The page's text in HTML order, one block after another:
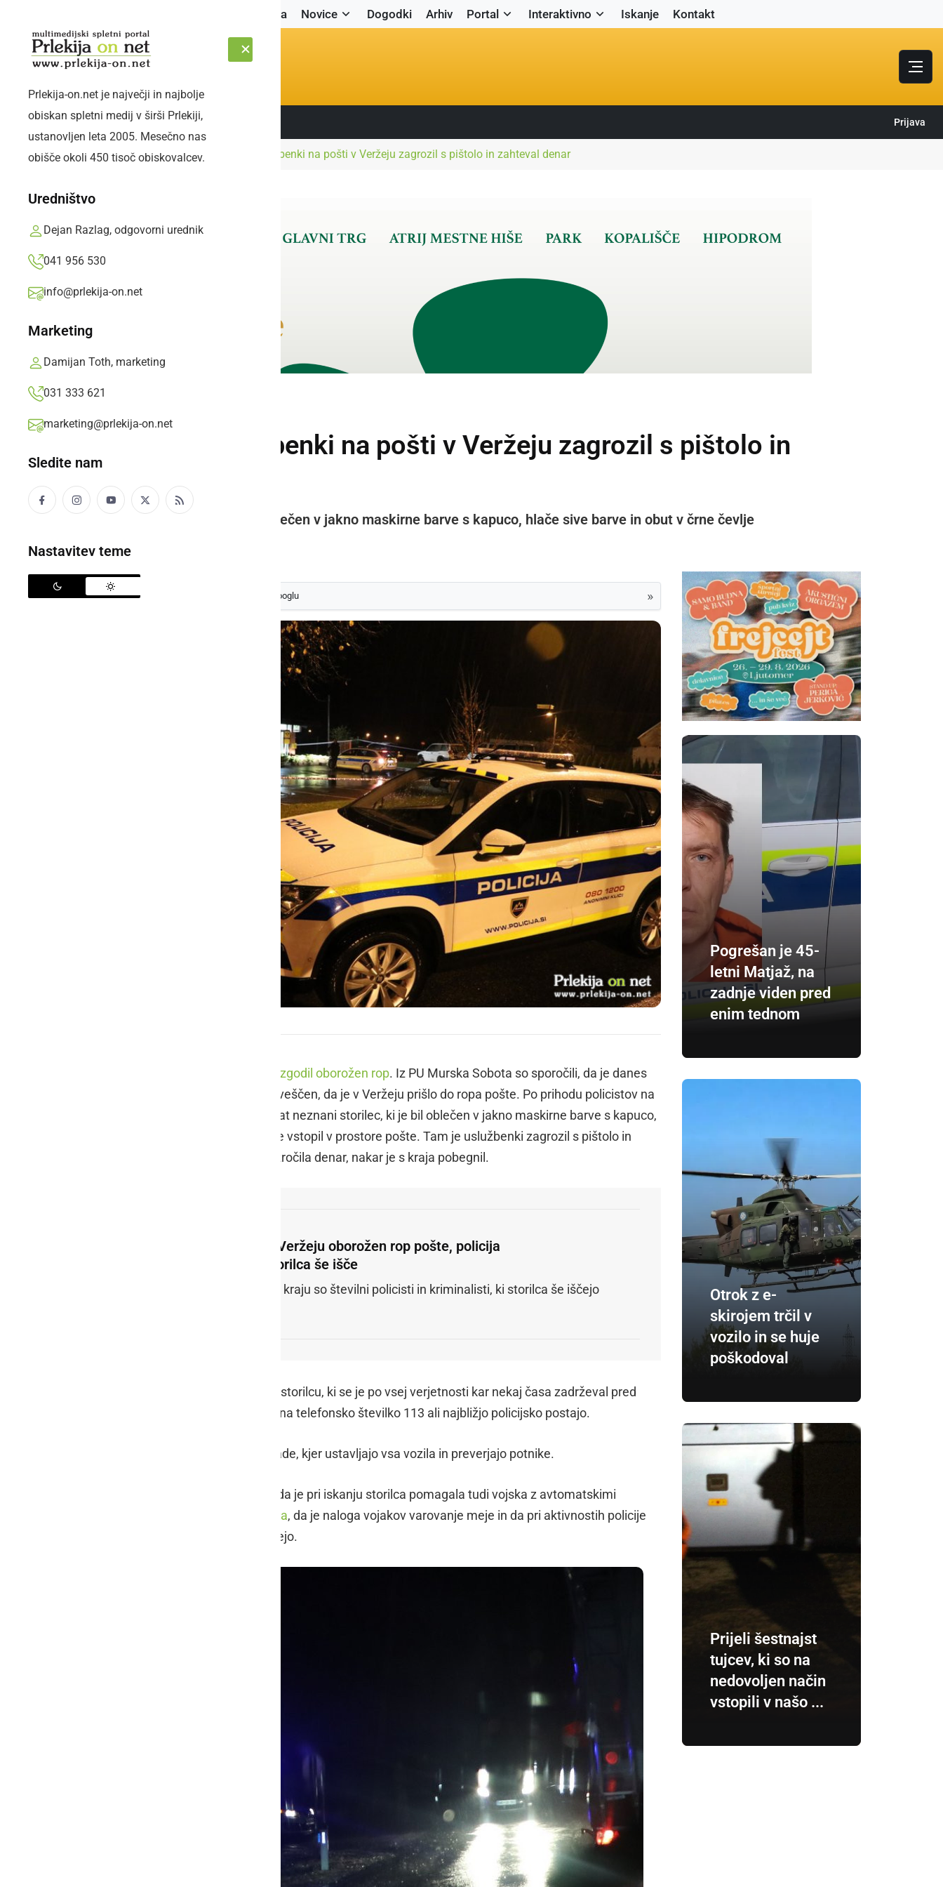
Naslovnica Novice Dogodki Arhiv Portal Interaktivno Iskanje Kontakt
SOBOTA, 8. AVGUST 2026 Sledite nam: Prijava
Prlekija-on.net je največji in najbolje
obiskan spletni medij v širši Prlekiji,
ustanovljen leta 2005. Mesečno nas
obišče okoli 450 tisoč obiskovalcev.
Uredništvo
Dejan Razlag, odgovorni urednik
041 956 530
info@prlekija-on.net
Marketing
Damijan Toth, marketing
031 333 621
marketing@prlekija-on.net
Sledite nam
Nastavitev teme
Naslovnica Črna kronikaNeznanec uslužbenki na pošti v Veržeju zagrozil s pištolo in zahteval denar
Neznanec uslužbenki na pošti v Veržeju zagrozil s pištolo in
zahteval denar
Policija išče storilca, ki je bil oblečen v jakno maskirne barve s kapuco, hlače sive barve in obut v črne čevlje
IzberitePrlekijo kot svoj prednostni vir na Googlu »
v Veržeju zgodil oborožen rop. Iz PU Murska Sobota so sporočili, da je danes
ob 16.30 bil OKC Murska Sobota obveščen, da je v Veržeju prišlo do ropa pošte. Po prihodu policistov na
kraj je bilo ugotovljeno, da je zaenkrat neznani storilec, ki je bil oblečen v jakno maskirne barve s kapuco,
hlače sive barve in obut v črne čevlje vstopil v prostore pošte. Tam je uslužbenki zagrozil s pištolo in
zahteval denar. Uslužbenka mu je izročila denar, nakar je s kraja pobegnil.
V Veržeju oborožen rop pošte, policija
storilca še išče
Na kraju so številni policisti in kriminalisti, ki storilca še iščejo
Vse, ki bi karkoli vedeli o neznanem storilcu, ki se je po vsej verjetnosti kar nekaj časa zadrževal pred
pošto, policija prosi, da to sporočite na telefonsko številko 113 ali najbližjo policijsko postajo.
Policija je do Veržeja postavila blokade, kjer ustavljajo vsa vozila in preverjajo potnike.
Nekateri mediji so ob tem poročali, da je pri iskanju storilca pomagala tudi vojska z avtomatskimi
GPU pa je objavila pojasnila, da je naloga vojakov varovanje meje in da pri aktivnostih policije
glede oboroženega ropa ne sodelujejo.
Pogrešan je 45-
letni Matjaž, na
zadnje viden pred
enim tednom
Otrok z e-
skirojem trčil v
vozilo in se huje
poškodoval
Prijeli šestnajst
tujcev, ki so na
nedovoljen način
vstopili v našo ...